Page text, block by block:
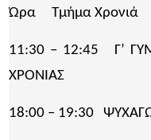
Ώρα Τμήμα Χρονιά
11:30 – 12:45
ΧΡΟΝΙΑΣ
18:00 – 19:30